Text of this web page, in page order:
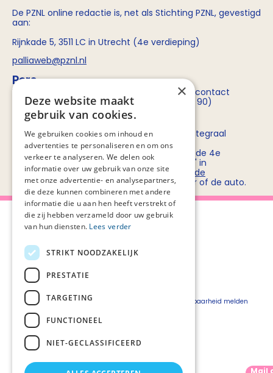
De PZNL online redactie is, net als Stichting PZNL, gevestigd
aan:
Rijnkade 5, 3511 LC in Utrecht (4e verdieping)
palliaweb@pznl.nl
Pers
Voor persvragen over Stichting PZNL kun je contact
opnemen metRob Bruntink(06 - 55 52 72 90)
Routebeschrijving
Stichting PZNL deelt het kantoor met het Integraal
Kankercentrum Nederland (IKNL). Ons
kantoor/vergadercentrum bevindt zich op de 4e
verdieping van kantoorgebouw 'De Utrecht' in
winkelcentrum Hoog Catharijne. Bekijk
hier de
routebeschrijvingenvoor openbaar vervoer of de auto.
Over Palliaweb
Over PZNL
Pers
Vacatures
Webshop
Privacyverklaring
Beveiligingskwetsbaarheid melden
Mail
×
Deze website maakt
gebruik van cookies.
We gebruiken cookies om inhoud en
advertenties te personaliseren en om ons
verkeer te analyseren. We delen ook
informatie over uw gebruik van onze site
met onze advertentie- en analysepartners,
die deze kunnen combineren met andere
informatie die u aan hen heeft verstrekt of
die zij hebben verzameld door uw gebruik
van hun diensten. Lees verder
STRIKT NOODZAKELIJK
PRESTATIE
TARGETING
FUNCTIONEEL
NIET-GECLASSIFICEERD